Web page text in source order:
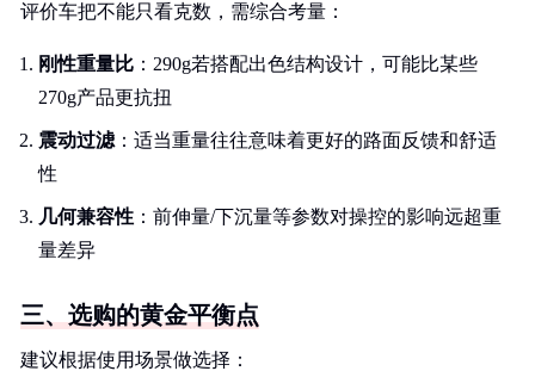
评价车把不能只看克数，需综合考量：
刚性重量比 ：290g若搭配出色结构设计，可能比某些
270g产品更抗扭
震动过滤 ：适当重量往往意味着更好的路面反馈和舒适
性
几何兼容性 ：前伸量/下沉量等参数对操控的影响远超重
量差异
三、选购的黄金平衡点
建议根据使用场景做选择：